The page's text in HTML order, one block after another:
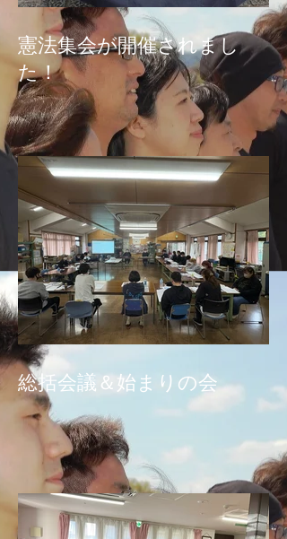
憲法集会が開催されまし
た！
総括会議＆始まりの会